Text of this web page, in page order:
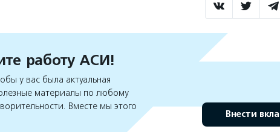
работу АСИ!
у вас была актуальная
материалы по любому
Вместе мы этого
Внести